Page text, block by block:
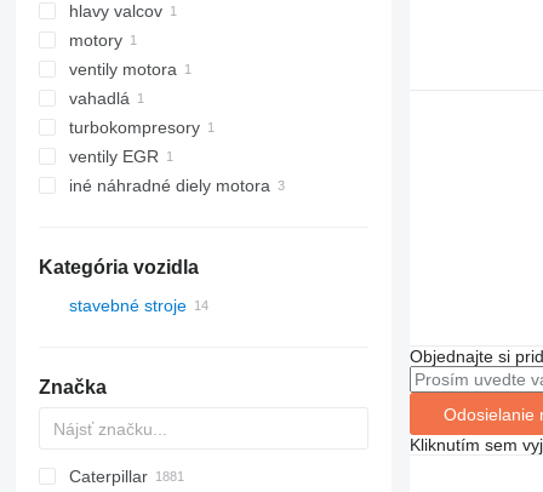
hlavy valcov
motory
ventily motora
vahadlá
turbokompresory
ventily EGR
iné náhradné diely motora
Kategória vozidla
stavebné stroje
Značka
Titan
AS
AX
ASC
GA
225LC
600 - series
BC
BB
320
Steiger
570
Caterpillar
Objednajte si
Odosielanie
Kliknutím sem